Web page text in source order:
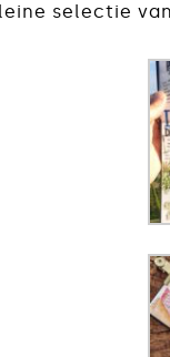
selectie